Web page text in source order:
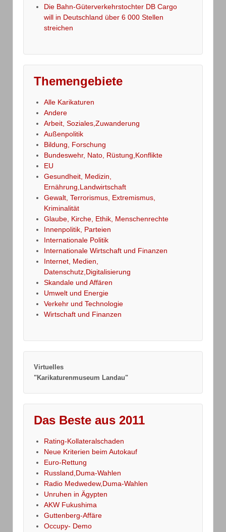
Die Bahn-Güterverkehrstochter DB Cargo
will in Deutschland über 6 000 Stellen
streichen
Themengebiete
Alle Karikaturen
Andere
Arbeit, Soziales,Zuwanderung
Außenpolitik
Bildung, Forschung
Bundeswehr, Nato, Rüstung,Konflikte
EU
Gesundheit, Medizin,
Ernährung,Landwirtschaft
Gewalt, Terrorismus, Extremismus,
Kriminalität
Glaube, Kirche, Ethik, Menschenrechte
Innenpolitik, Parteien
Internationale Politik
Internationale Wirtschaft und Finanzen
Internet, Medien,
Datenschutz,Digitalisierung
Skandale und Affären
Umwelt und Energie
Verkehr und Technologie
Wirtschaft und Finanzen
Virtuelles
"Karikaturenmuseum Landau"
Das Beste aus 2011
Rating-Kollateralschaden
Neue Kriterien beim Autokauf
Euro-Rettung
Russland,Duma-Wahlen
Radio Medwedew,Duma-Wahlen
Unruhen in Ägypten
AKW Fukushima
Guttenberg-Affäre
Occupy- Demo